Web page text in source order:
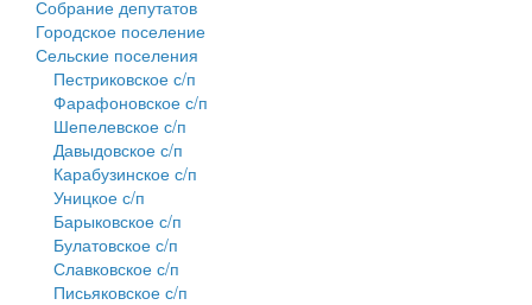
Собрание депутатов
Городское поселение
Сельские поселения
Пестриковское с/п
Фарафоновское с/п
Шепелевское с/п
Давыдовское с/п
Карабузинское с/п
Уницкое с/п
Барыковское с/п
Булатовское с/п
Славковское с/п
Письяковское с/п